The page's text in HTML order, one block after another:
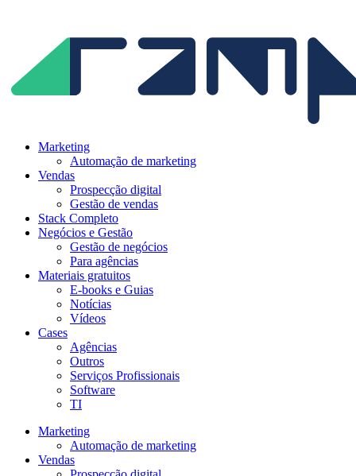
conteúdo
Marketing
Automação de marketing
Vendas
Prospecção digital
Gestão de vendas
Stack Completo
Negócios e Gestão
Gestão de negócios
Para agências
Materiais gratuitos
E-books e Guias
Notícias
Vídeos
Cases
Agências
Outros
Serviços Profissionais
Software
TI
Marketing
Automação de marketing
Vendas